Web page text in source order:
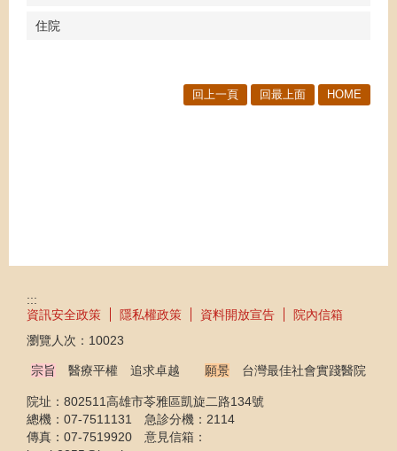
住院
回上一頁 回最上面 HOME
:::
資訊安全政策
隱私權政策 資料開放宣告
院內信箱
瀏覽人次： 10023
宗旨 醫療平權 追求卓越 願景 台灣最佳社會實踐醫院
院址：802511高雄市苓雅區凱旋二路134號
總機：07-7511131 急診分機：2114
傳真：07-7519920 意見信箱：